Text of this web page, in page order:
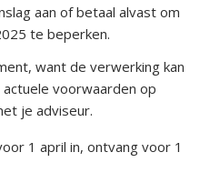
aan of betaal alvast om
te beperken.
want de verwerking kan
voorwaarden op
je adviseur.
1 april in, ontvang voor 1